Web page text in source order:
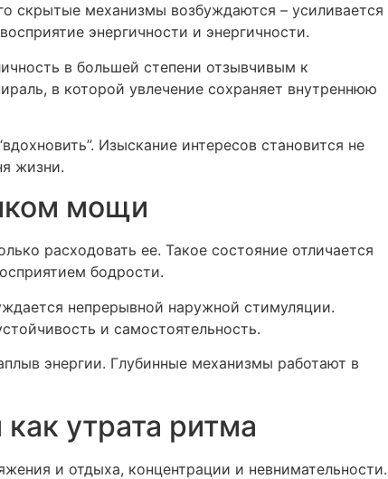
скрытые механизмы возбуждаются – усиливается
энергичности и энергичности.
в большей степени отзывчивым к
в которой увлечение сохраняет внутреннюю
Изыскание интересов становится не
жизни.
мощи
расходовать ее. Такое состояние отличается
бодрости.
непрерывной наружной стимуляции.
и самостоятельность.
энергии. Глубинные механизмы работают в
утрата ритма
и отдыха, концентрации и невнимательности.